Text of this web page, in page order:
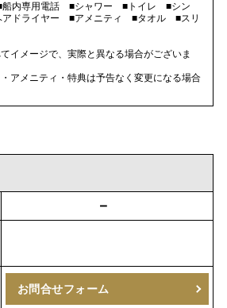
船内専用電話 ■シャワー ■トイレ ■シン
ドライヤー ■アメニティ ■タオル ■スリ
イメージで、実際と異なる場合がございま
アメニティ・特典は予告なく変更になる場合
－
お問合せフォーム